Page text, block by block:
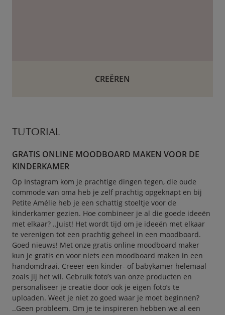
CREËREN
TUTORIAL
GRATIS ONLINE MOODBOARD MAKEN VOOR DE
KINDERKAMER
Op Instagram kom je prachtige dingen tegen, die oude
commode van oma heb je zelf prachtig opgeknapt en bij
Petite Amélie heb je een schattig stoeltje voor de
kinderkamer gezien. Hoe combineer je al die goede ideeën
met elkaar? ..Juist! Het wordt tijd om je ideeën met elkaar
te verenigen tot een prachtig geheel in een moodboard.
Goed nieuws! Met onze gratis online moodboard maker
kun je gratis en voor niets een moodboard maken in een
handomdraai. Creëer een kinder- of babykamer helemaal
zoals jij het wil. Gebruik foto’s van onze producten en
personaliseer je creatie door ook je eigen foto’s te
uploaden. Weet je niet zo goed waar je moet beginnen?
..Geen probleem. Om je te inspireren hebben we al een